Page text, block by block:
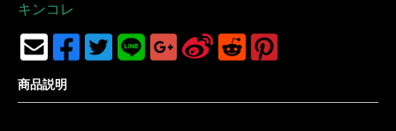
キンコレ
商品説明